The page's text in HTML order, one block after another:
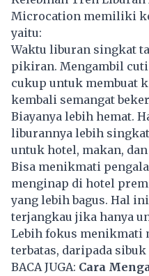
Microcation memiliki
yaitu:
Waktu liburan singkat
pikiran. Mengambil cuti
cukup untuk membuat
kembali semangat
Biayanya lebih hemat.
liburannya lebih
untuk hotel, makan,
Bisa menikmati
menginap di hotel
yang lebih bagus. Hal
terjangkau jika hanya
Lebih fokus menikmati
terbatas, daripada
BACA JUGA: Cara